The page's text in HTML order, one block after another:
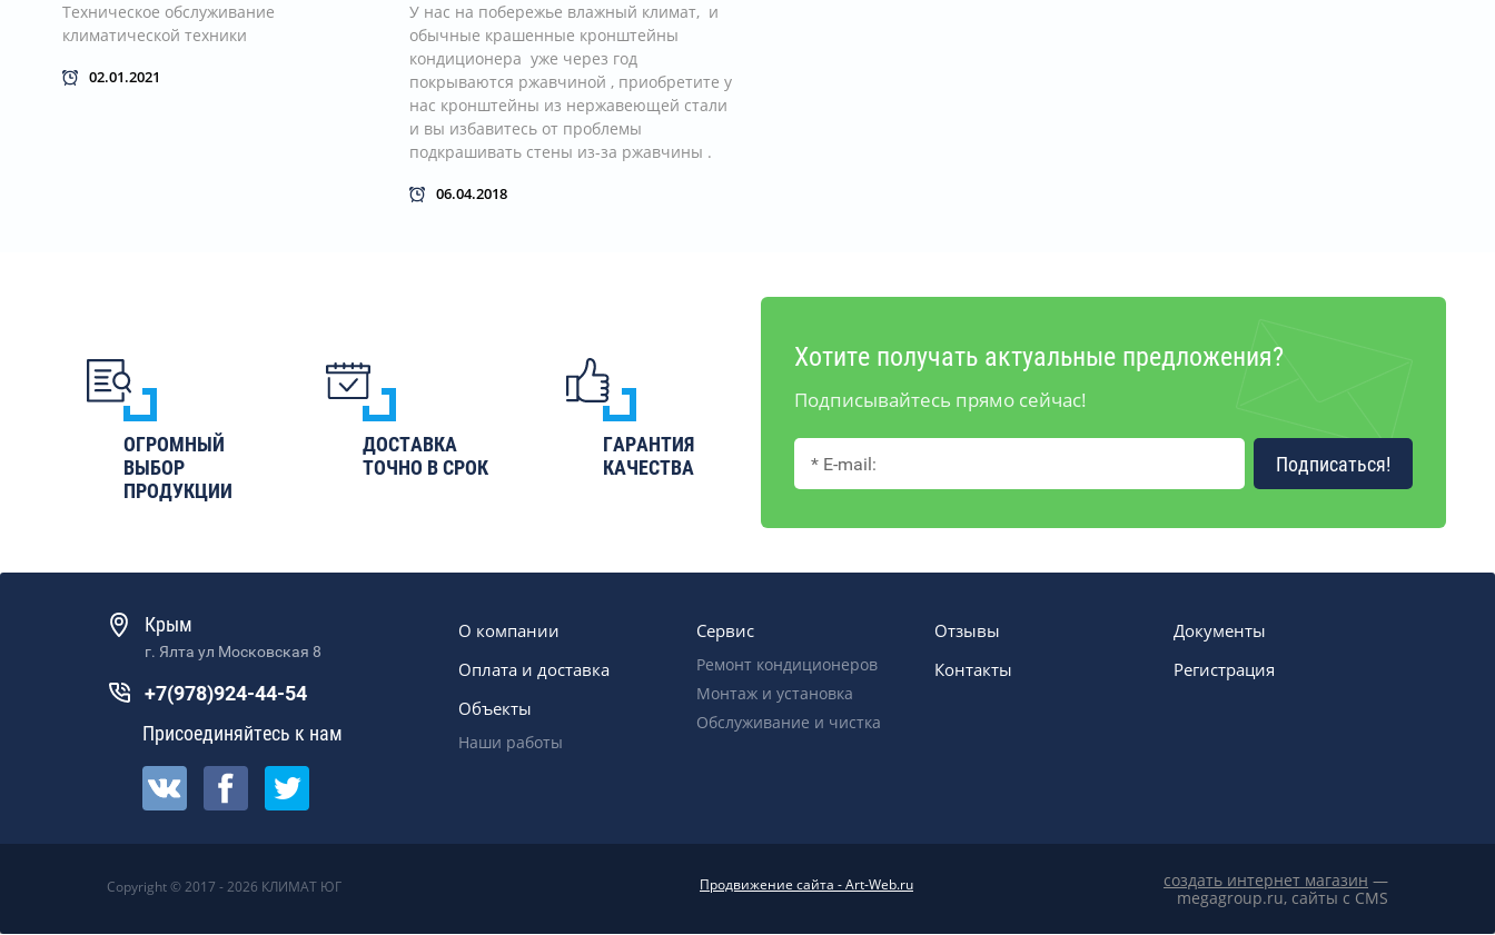
Техническое обслуживание
климатической техники
02.01.2021
У нас на побережье влажный климат, и
обычные крашенные кронштейны
кондиционера уже через год
покрываются ржавчиной , приобретите у
нас кронштейны из нержавеющей стали
и вы избавитесь от проблемы
подкрашивать стены из-за ржавчины .
06.04.2018
ОГРОМНЫЙ
ВЫБОР
ПРОДУКЦИИ
ДОСТАВКА
ТОЧНО В СРОК
ГАРАНТИЯ
КАЧЕСТВА
Хотите получать актуальные предложения?
Подписывайтесь прямо сейчас!
Подписаться!
Крым
г. Ялта ул Московская 8
+7(978)924-44-54
Присоединяйтесь к нам
О компании
Оплата и доставка
Объекты
Наши работы
Сервис
Ремонт кондиционеров
Монтаж и установка
Обслуживание и чистка
Отзывы
Контакты
Документы
Регистрация
Copyright © 2017 - 2026 КЛИМАТ ЮГ Продвижение сайта - Art-Web.ru создать интернет магазин —
megagroup.ru, сайты с CMS